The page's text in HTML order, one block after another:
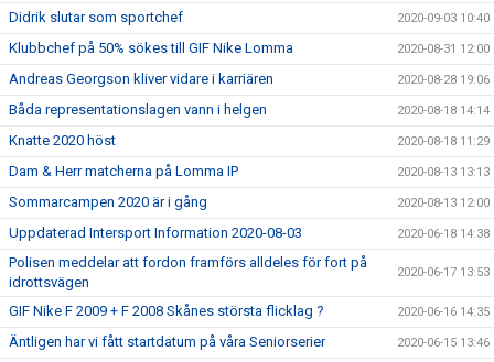
Didrik slutar som sportchef 2020-09-03 10:40
Klubbchef på 50% sökes till GIF Nike Lomma 2020-08-31 12:00
Andreas Georgson kliver vidare i karriären 2020-08-28 19:06
Båda representationslagen vann i helgen 2020-08-18 14:14
Knatte 2020 höst 2020-08-18 11:29
Dam & Herr matcherna på Lomma IP 2020-08-13 13:13
Sommarcampen 2020 är i gång 2020-08-13 12:00
Uppdaterad Intersport Information 2020-08-03 2020-06-18 14:38
Polisen meddelar att fordon framförs alldeles för fort på
idrottsvägen
2020-06-17 13:53
GIF Nike F 2009 + F 2008 Skånes största flicklag ? 2020-06-16 14:35
Äntligen har vi fått startdatum på våra Seniorserier 2020-06-15 13:46